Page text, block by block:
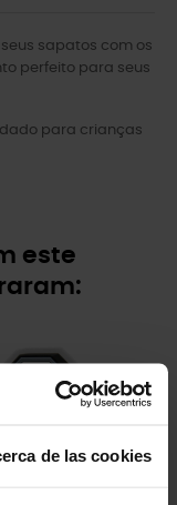
de las cookies
sapatos com os
perfeito para seus
para crianças
este